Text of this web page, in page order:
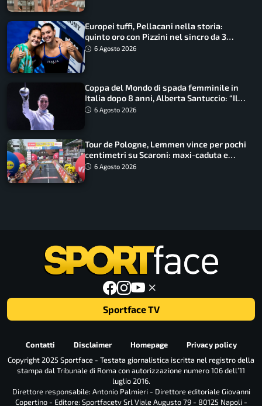
Europei tuffi, Pellacani nella storia:
quinto oro con Pizzini nel sincro da 3
metri
6 Agosto 2026
Coppa del Mondo di spada femminile in
Italia dopo 8 anni, Alberta Santuccio: “Il
lavoro dà sempre i suoi frutti”
6 Agosto 2026
Tour de Pologne, Lemmen vince per pochi
centimetri su Scaroni: maxi-caduta e
tappa accorciata
6 Agosto 2026
Sportface TV
Contatti Disclaimer Homepage
Privacy policy
Copyright 2025 Sportface - Testata giornalistica iscritta nel registro della
stampa dal Tribunale di Roma con autorizzazione numero 106 dell’11
luglio 2016.
Direttore responsabile: Antonio Palmieri - Direttore editoriale Giovanni
Copertino - Editore: Sportfacetv Srl Viale Augusto 79 - 80125 Napoli -